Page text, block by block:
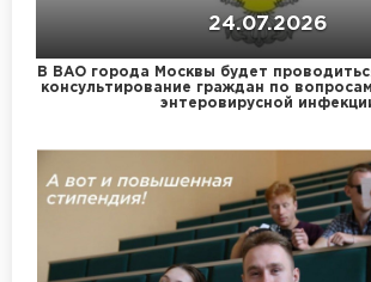
24.07.2026
В ВАО города Москвы будет
консультирование граждан по
энтеровирусной